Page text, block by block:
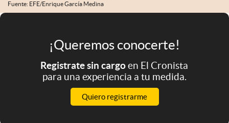
Fuente: EFE/Enrique García Medina
¡Queremos conocerte!
Registrate sin cargoen El Cronista
para una experiencia a tu medida.
Quiero registrarme